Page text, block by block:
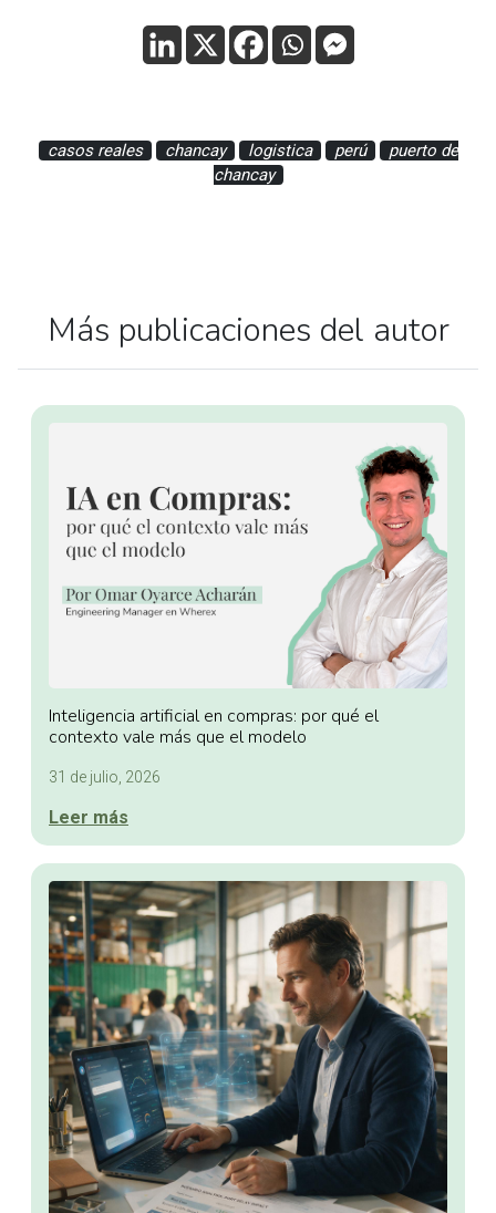
casos reales chancay logistica perú
puerto de
chancay
Más publicaciones del autor
Inteligencia artificial en compras: por qué el
contexto vale más que el modelo
31 de julio, 2026
Leer más